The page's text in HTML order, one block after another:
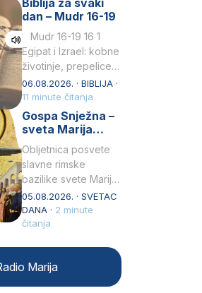
Petar u svojoj
drugoj…
Biblija za svaki
dan – Mudr 16-19
Mudr 16-19 16 1
Egipat i Izrael: kobne
životinje, prepelice
Zato bijahu
primjereno kažnjeni
sličnim životinjamai
mučeni mnoštvom
06.08.2026. · BIBLIJA ·
11 minute čitanja
Gospa Snježna –
sveta Marija
Velika, zaštitnica
rimske bazilike
Obljetnica posvete
slavne rimske
bazilike svete Marije
Velike (Santa Maria
Maggiore) u narodu
se slavi kao Gospa
05.08.2026. · SVETAC
DANA · 2 minute
čitanja
Marija